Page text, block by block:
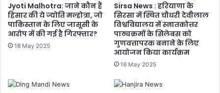
Jyoti Malhotra: ​​जाने कौन हैं
हिसार की ये ज्योति मल्होत्रा, जो
पाकिस्तान के लिए जासूसी के
आरोप में की गई है गिरफ्तार?
18 May 2025
Sirsa News : हरियाणा के
सिरसा में स्थित चौधरी देवीलाल
विश्वविद्यालय में स्नातकोत्तर
पाठ्यक्रमों के सिलेबस को
गुणवत्तापरक बनाने के लिए
आयोजन किया कार्यक्रम
16 May 2025